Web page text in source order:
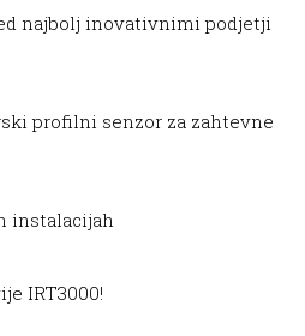
najbolj inovativnimi podjetji
profilni senzor za zahtevne
instalacijah
IRT3000!